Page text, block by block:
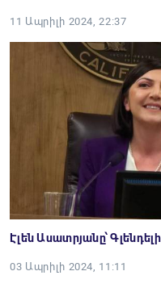
11 Ապրիլի 2024, 22:37
Էլեն Ասատրյանը՝
03 Ապրիլի 2024, 11:11